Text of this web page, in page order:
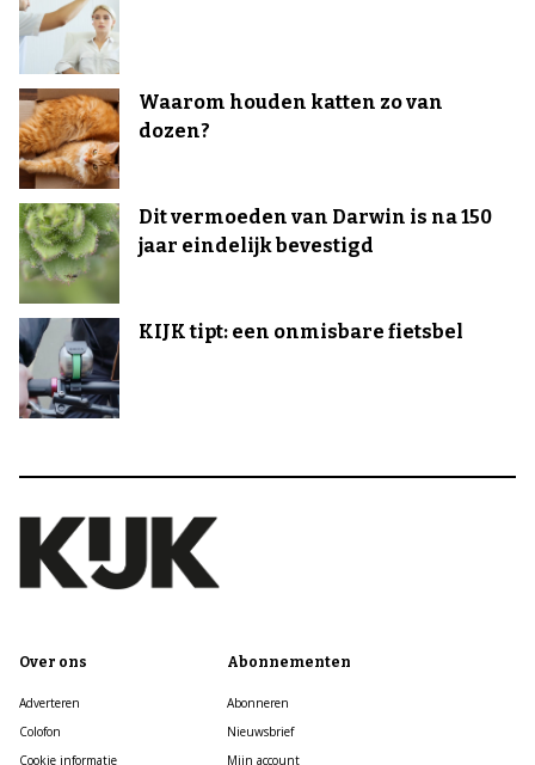
Waarom houden katten zo van
dozen?
Dit vermoeden van Darwin is na 150
jaar eindelijk bevestigd
KIJK tipt: een onmisbare fietsbel
Over ons
Adverteren
Colofon
Cookie informatie
Abonnementen
Abonneren
Nieuwsbrief
Mijn account